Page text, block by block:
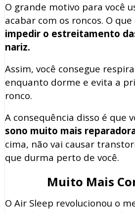
O grande motivo para você
acabar com os roncos. O
impedir o estreitamento
nariz.
Assim, você consegue
enquanto dorme e evita a
ronco.
A consequência disso é que
sono muito mais
cima, não vai causar
que durma perto de você.
Muito Mais
O Air Sleep revolucionou o